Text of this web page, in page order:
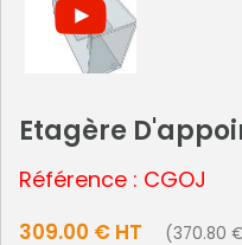
Etagère
Référence : CGOJ
309.00 € HT (370.80